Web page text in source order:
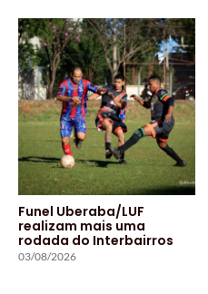
Funel Uberaba/LUF
realizam mais uma
rodada do Interbairros
03/08/2026